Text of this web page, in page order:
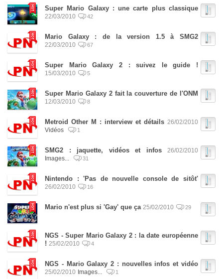
Super Mario Galaxy : une carte plus classique
22/03/2010 42
Mario Galaxy : de la version 1.5 à SMG2
22/03/2010 67
Super Mario Galaxy 2 : suivez le guide !
15/03/2010 5
Super Mario Galaxy 2 fait la couverture de l'ONM
12/03/2010 8
Metroid Other M : interview et détails 26/02/2010
Vidéos
1
SMG2 : jaquette, vidéos et infos
26/02/2010
Images...
31
Nintendo : 'Pas de nouvelle console de sitôt'
26/02/2010 16
Mario n'est plus si 'Gay' que ça 25/02/2010 29
NGS - Super Mario Galaxy 2 : la date européenne
! 25/02/2010 4
NGS - Mario Galaxy 2 : nouvelles infos et vidéo
25/02/2010 Images... 1